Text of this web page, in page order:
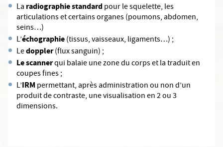
La radiographie standardpour le squelette, les
articulations et certains organes (poumons, abdomen,
seins…)
L’échographie(tissus, vaisseaux, ligaments…) ;
Ledoppler(flux sanguin) ;
Le scannerqui balaie une zone du corps et la traduit en
coupes fines ;
L’IRM permettant, après administration ou non d’un
produit de contraste, une visualisation en 2 ou 3
dimensions.